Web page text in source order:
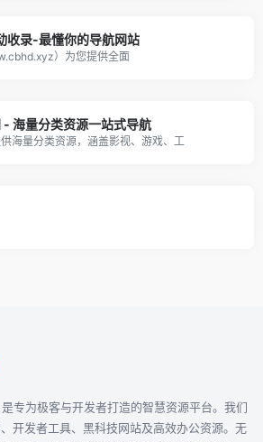
收录-最懂你的导航网站
）为您提供全面
- 海量分类资源一站式导航
海量分类资源，涵盖影视、游戏、工
专为极客与开发者打造的智慧资源平台。我们
开发者工具、黑科技网站及高效办公资源。无